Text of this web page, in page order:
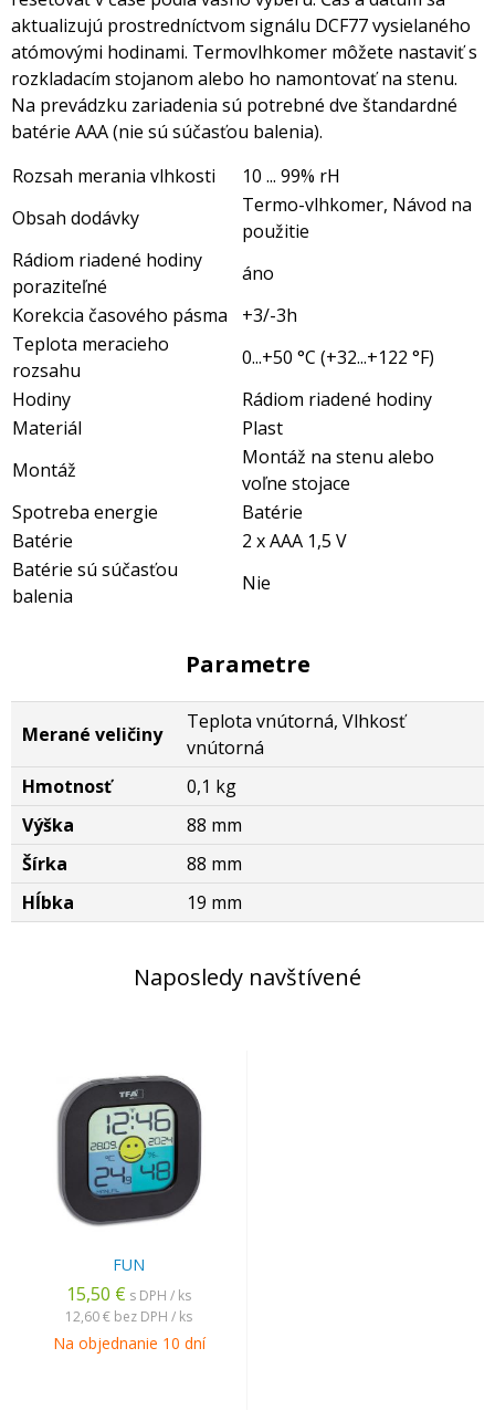
aktualizujú prostredníctvom signálu DCF77 vysielaného
atómovými hodinami. Termovlhkomer môžete nastaviť s
rozkladacím stojanom alebo ho namontovať na stenu.
Na prevádzku zariadenia sú potrebné dve štandardné
batérie AAA (nie sú súčasťou balenia).
Rozsah merania vlhkosti
10 ... 99% rH
Obsah dodávky
Termo-vlhkomer, Návod na
použitie
Rádiom riadené hodiny
poraziteľné
áno
Korekcia časového pásma
+3/-3h
Teplota meracieho
rozsahu
0...+50 °C (+32...+122 °F)
Hodiny
Rádiom riadené hodiny
Materiál
Plast
Montáž
Montáž na stenu alebo
voľne stojace
Spotreba energie
Batérie
Batérie
2 x AAA 1,5 V
Batérie sú súčasťou
balenia
Nie
Parametre
Merané veličiny
Teplota vnútorná, Vlhkosť
vnútorná
Hmotnosť
0,1 kg
Výška
88 mm
Šírka
88 mm
Hĺbka
19 mm
Naposledy navštívené
FUN
15,50 € s DPH / ks
12,60 € bez DPH / ks
Na objednanie 10 dní